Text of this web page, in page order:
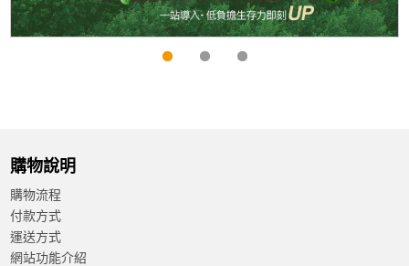
購物說明
購物流程
付款方式
運送方式
網站功能介紹